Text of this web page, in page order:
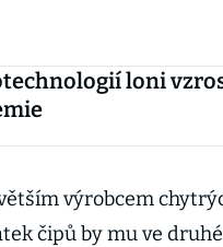
loni
výrobcem
čipů by mu ve